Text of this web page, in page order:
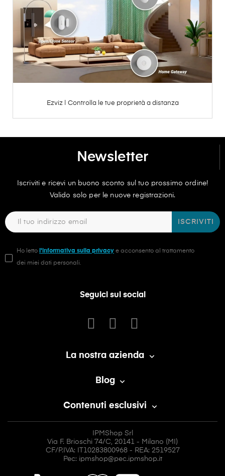
Ezviz | Controlla le tue proprietà a distanza
Newsletter
Iscriviti e ricevi un buono sconto sul tuo prossimo ordine!
Valido solo per le nuove registrazioni.
ISCRIVITI
Ho letto l'informativa sulla privacy e acconsento al trattamento
dei miei dati personali.
Seguici sui social
La nostra azienda 
Blog 
Contenuti esclusivi 
IPMShop Srl
Via F. Brioschi 74/C, 20141 - Milano (MI)
CF/P.IVA: IT10283800968 - REA: 2519527
Pec: ipmshop@pec.ipmshop.it